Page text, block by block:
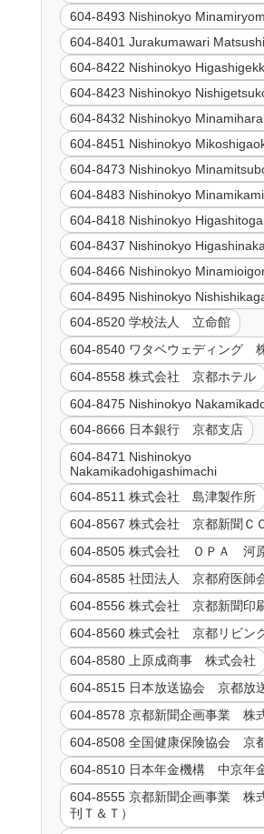
604-8493 Nishinokyo
604-8401 Jurakumawari
604-8422 Nishinokyo
604-8423 Nishinokyo
604-8432 Nishinokyo
604-8451 Nishinokyo
604-8473 Nishinokyo
604-8483 Nishinokyo
604-8418 Nishinokyo
604-8437 Nishinokyo
604-8466 Nishinokyo
604-8495 Nishinokyo
604-8520 学校法人 立命館
604-8540 ワタベウェディング
604-8558 株式会社 京都ホテル
604-8475 Nishinokyo
604-8666 日本銀行 京都支店
604-8471 Nishinokyo
Nakamikadohigashimachi
604-8511 株式会社 島津製作所
604-8567 株式会社 京都新聞Ｃ
604-8505 株式会社 ＯＰＡ 河
604-8585 社団法人 京都府医師
604-8556 株式会社 京都新聞印
604-8560 株式会社 京都リビン
604-8580 上原成商事 株式会社
604-8515 日本放送協会 京都放
604-8578 京都新聞企画事業 株
604-8508 全国健康保険協会 京
604-8510 日本年金機構 中京年
604-8555 京都新聞企画事業 株
刊Ｔ＆Ｔ）